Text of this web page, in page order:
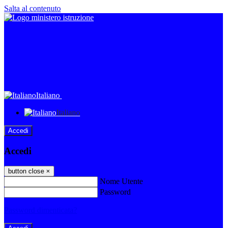
Salta al contenuto
Italiano
Italiano
Accedi
Accedi
button close ×
Nome Utente
Password